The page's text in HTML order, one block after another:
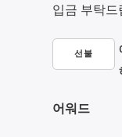
입금 부탁드
선불
어워드